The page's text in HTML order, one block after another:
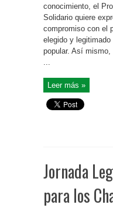
conocimiento, el
Solidario quiere
compromiso con el
elegido y
popular. Así
Leer más »
Jornada
para los